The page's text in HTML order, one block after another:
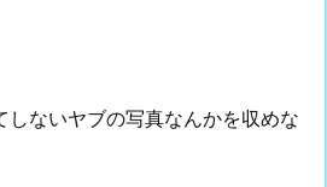
しないヤブの写真なんかを収めな